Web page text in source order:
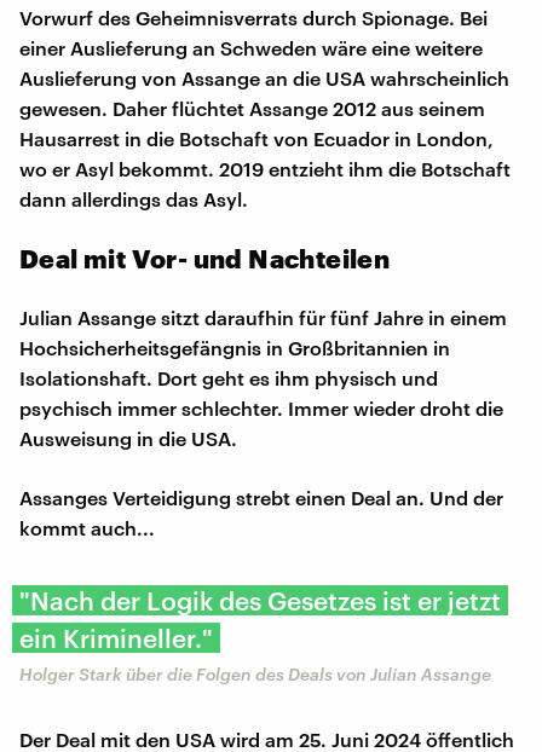
Vorwurf des Geheimnisverrats durch Spionage. Bei
einer Auslieferung an Schweden wäre eine weitere
Auslieferung von Assange an die USA wahrscheinlich
gewesen. Daher flüchtet Assange 2012 aus seinem
Hausarrest in die Botschaft von Ecuador in London,
wo er Asyl bekommt. 2019 entzieht ihm die Botschaft
dann allerdings das Asyl.
Deal mit Vor- und Nachteilen
Julian Assange sitzt daraufhin für fünf Jahre in einem
Hochsicherheitsgefängnis in Großbritannien in
Isolationshaft. Dort geht es ihm physisch und
psychisch immer schlechter. Immer wieder droht die
Ausweisung in die USA.
Assanges Verteidigung strebt einen Deal an. Und der
kommt auch...
"Nach der Logik des Gesetzes ist er jetzt
ein Krimineller."
Holger Stark über die Folgen des Deals von Julian Assange
Der Deal mit den USA wird am 25. Juni 2024 öffentlich